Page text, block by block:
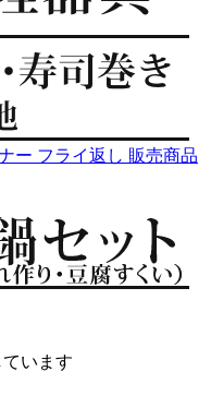
います